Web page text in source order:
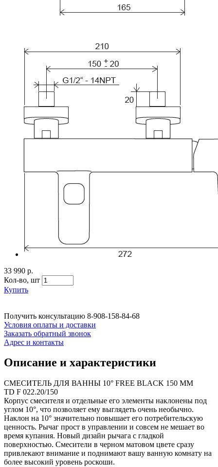
33 990 р.
Кол-во, шт
Купить
Получить консультацию 8-908-158-84-68
Условия оплаты и доставки
Заказать обратный звонок
Адрес и контакты
Описание и характеристики
СМЕСИТЕЛЬ ДЛЯ ВАННЫ 10° FREE BLACK 150 ММ
TD F 022.20/150
Корпус смесителя и отдельные его элементы наклонены под
углом 10°, что позволяет ему выглядеть очень необычно.
Наклон на 10° значительно повышает его потребительскую
ценность. Рычаг прост в управлении и совсем не мешает во
время купания. Новый дизайн рычага с гладкой
поверхностью. Смесители в черном матовом цвете сразу
привлекают внимание и поднимают вашу ванную комнату на
более высокий уровень роскоши.